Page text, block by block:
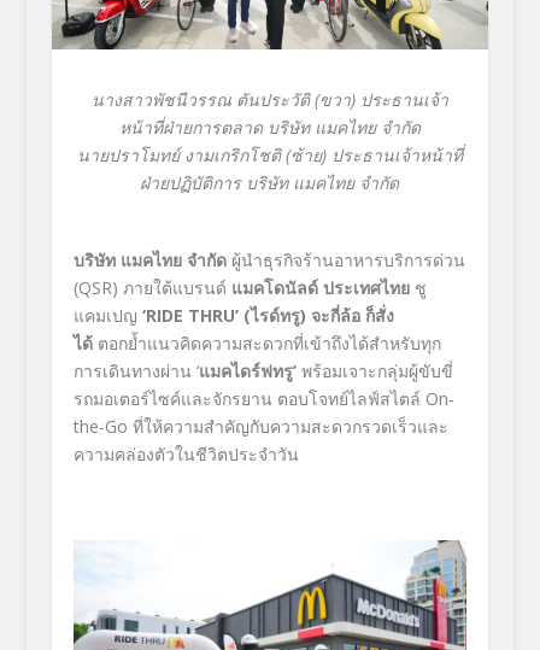
นางสาวพัชนีวรรณ ตันประวัติ (ขวา) ประธานเจ้า
หน้าที่ฝ่ายการตลาด บริษัท แมคไทย จำกัด
นายปราโมทย์ งามเกริกโชติ (ซ้าย) ประธานเจ้าหน้าที่
ฝ่ายปฏิบัติการ บริษัท แมคไทย จำกัด
บริษัท แมคไทย จำกัดผู้นำธุรกิจร้านอาหารบริการด่วน
(QSR) ภายใต้แบรนด์ แมคโดนัลด์ ประเทศไทยชู
แคมเปญ ‘RIDE THRU’ (ไรด์ทรู) จะกี่ล้อ ก็สั่ง
ได้ ตอกย้ำแนวคิดความสะดวกที่เข้าถึงได้สำหรับทุก
การเดินทางผ่าน ‘แมคไดร์ฟทรู’ พร้อมเจาะกลุ่มผู้ขับขี่
รถมอเตอร์ไซค์และจักรยาน ตอบโจทย์ไลฟ์สไตล์ On-
the-Go ที่ให้ความสำคัญกับความสะดวกรวดเร็วและ
ความคล่องตัวในชีวิตประจำวัน